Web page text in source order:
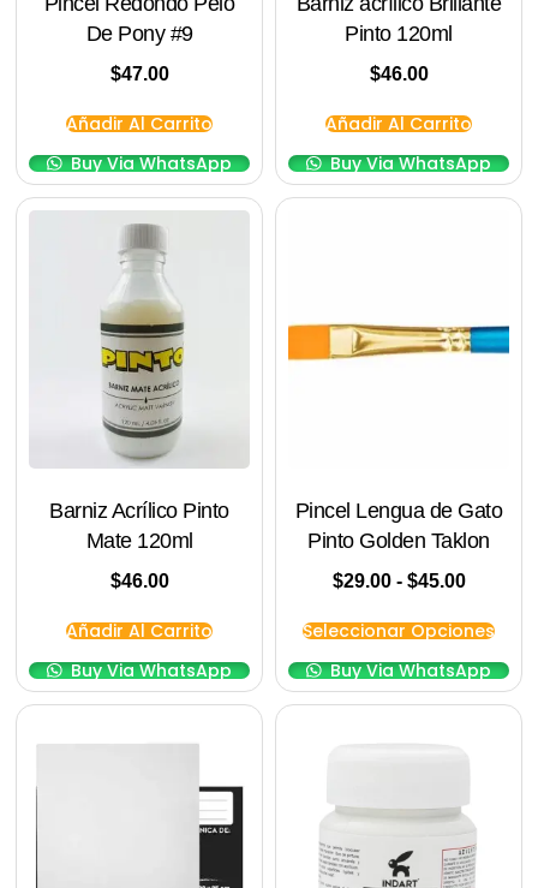
De Pony #9
$47.00
Añadir Al Carrito
Buy Via WhatsApp
Pinto 120ml
$46.00
Añadir Al Carrito
Buy Via WhatsApp
Barniz Acrílico Pinto
Mate 120ml
$46.00
Añadir Al Carrito
Buy Via WhatsApp
Pincel Lengua de Gato
Pinto Golden Taklon
$29.00 - $45.00
Seleccionar Opciones
Buy Via WhatsApp